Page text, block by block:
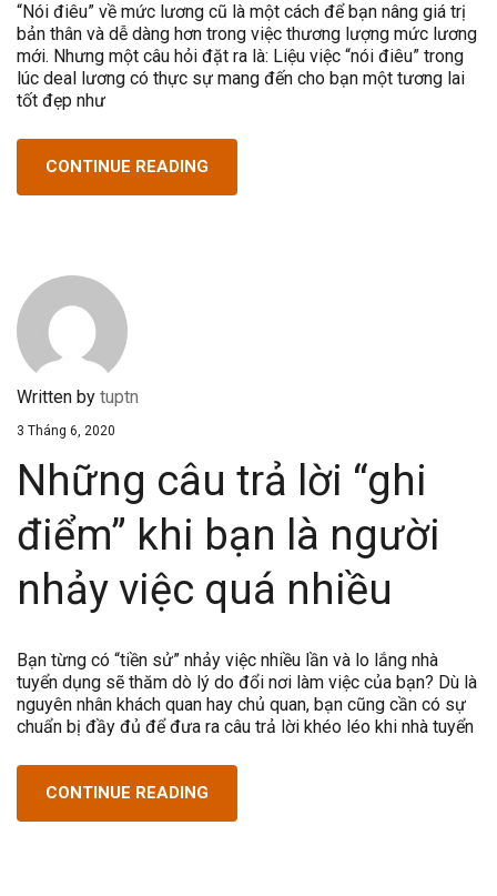
“Nói điêu” về mức lương cũ là một cách để bạn nâng giá trị
bản thân và dễ dàng hơn trong việc thương lượng mức lương
mới. Nhưng một câu hỏi đặt ra là: Liệu việc “nói điêu” trong
lúc deal lương có thực sự mang đến cho bạn một tương lai
tốt đẹp như
CONTINUE READING
Written by tuptn
3 Tháng 6, 2020
Những câu trả lời “ghi
điểm” khi bạn là người
nhảy việc quá nhiều
Bạn từng có “tiền sử” nhảy việc nhiều lần và lo lắng nhà
tuyển dụng sẽ thăm dò lý do đổi nơi làm việc của bạn? Dù là
nguyên nhân khách quan hay chủ quan, bạn cũng cần có sự
chuẩn bị đầy đủ để đưa ra câu trả lời khéo léo khi nhà tuyển
CONTINUE READING